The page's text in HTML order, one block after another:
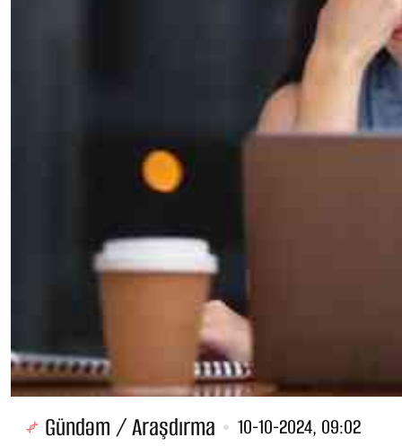
Gündəm / Araşdırma 10-10-2024, 09:02